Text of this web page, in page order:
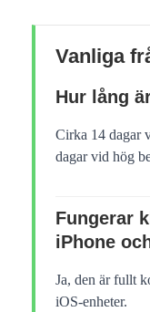
Vanliga
Hur lång
Cirka 14 dagar
dagar vid hög
Fungerar
iPhone
Ja, den är fullt
iOS-enheter.